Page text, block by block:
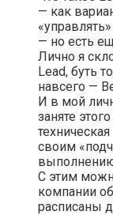
— как
«управлять»
— но есть
Лично я
Lead, буть
навсего —
И в мой
заняте
своим
С этим
компании
расписаны